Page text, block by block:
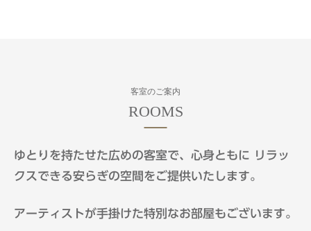
客室のご案内
ゆとりを持たせた広めの客室で、心身ともに リラッ
クスできる安らぎの空間をご提供いたします。
アーティストが手掛けた特別なお部屋もございます。